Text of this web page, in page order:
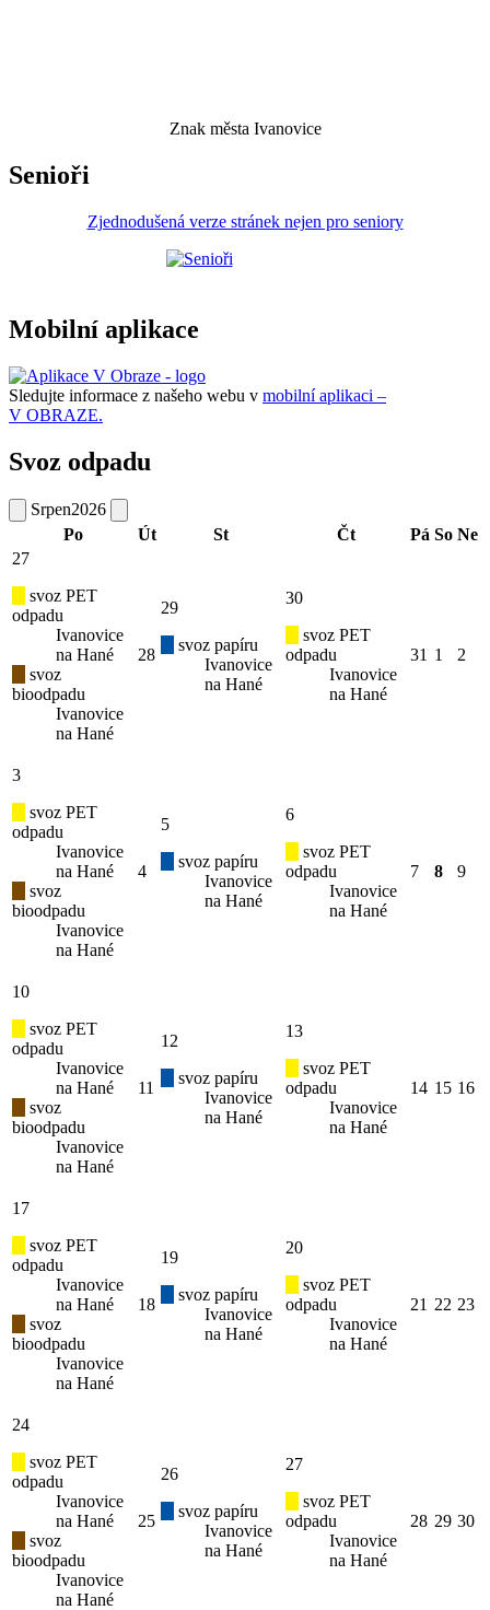
Znak města Ivanovice
Senioři
Zjednodušená verze stránek nejen pro seniory
Mobilní aplikace
Sledujte informace z našeho webu v mobilní aplikaci –
V OBRAZE.
Svoz odpadu
Srpen2026
Po
Út St Čt Pá So Ne
27
svoz PET
odpadu
Ivanovice
na Hané
svoz
bioodpadu
Ivanovice
na Hané
28
29
svoz papíru
Ivanovice
na Hané
30
svoz PET
odpadu
Ivanovice
na Hané
31 1 2
3
svoz PET
odpadu
Ivanovice
na Hané
svoz
bioodpadu
Ivanovice
na Hané
4
5
svoz papíru
Ivanovice
na Hané
6
svoz PET
odpadu
Ivanovice
na Hané
7 8 9
10
svoz PET
odpadu
Ivanovice
na Hané
svoz
bioodpadu
Ivanovice
na Hané
11
12
svoz papíru
Ivanovice
na Hané
13
svoz PET
odpadu
Ivanovice
na Hané
14 15 16
17
svoz PET
odpadu
Ivanovice
na Hané
svoz
bioodpadu
Ivanovice
na Hané
18
19
svoz papíru
Ivanovice
na Hané
20
svoz PET
odpadu
Ivanovice
na Hané
21 22 23
24
svoz PET
odpadu
Ivanovice
na Hané
svoz
bioodpadu
Ivanovice
na Hané
25
26
svoz papíru
Ivanovice
na Hané
27
svoz PET
odpadu
Ivanovice
na Hané
28 29 30